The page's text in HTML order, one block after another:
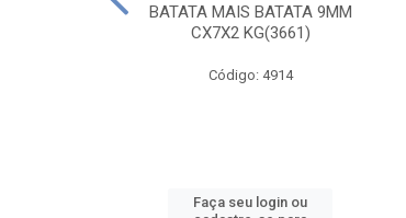
BATATA MAIS BATATA 9MM
CX7X2 KG(3661)
Código: 4914
Faça seu login ou